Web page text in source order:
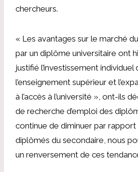
chercheurs.
« Les avantages sur le marché
par un diplôme universitaire ont
justifié l’investissement individuel
l’enseignement supérieur et
à l’accès à l’université », ont-ils
de recherche d’emploi des
continue de diminuer par rapport
diplômés du secondaire, nous
un renversement de ces